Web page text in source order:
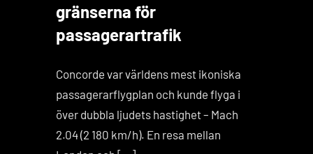
gränserna för
passagerartrafik
Concorde var världens mest ikoniska
passagerarflygplan och kunde flyga i
över dubbla ljudets hastighet – Mach
2.04 (2 180 km/h). En resa mellan